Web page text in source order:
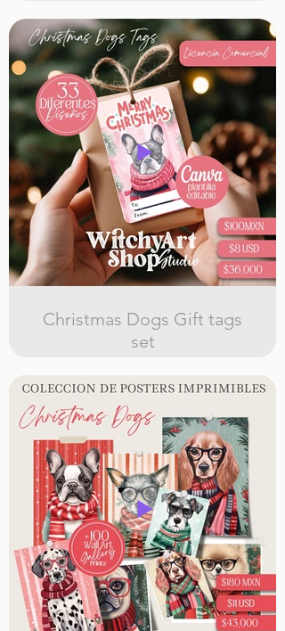
plantillas de stickers
Christmas Dogs Gift tags
set
para regalos imprimibles y editables
en canva, con licencia comercial